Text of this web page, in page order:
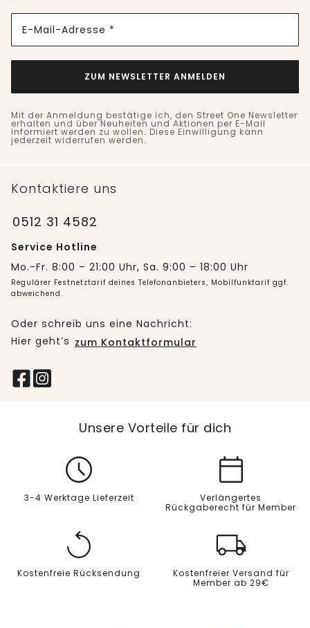
E-Mail-Adresse *
ZUM NEWSLETTER ANMELDEN
Mit der Anmeldung bestätige ich, den Street One Newsletter
erhalten und über Neuheiten und Aktionen per E-Mail
informiert werden zu wollen. Diese Einwilligung kann
jederzeit widerrufen werden.
Kontaktiere uns
0512 31 4582
Service Hotline
Mo.-Fr. 8:00 – 21:00 Uhr, Sa. 9:00 – 18:00 Uhr
Regulärer Festnetztarif deines Telefonanbieters, Mobilfunktarif ggf.
abweichend.
Oder schreib uns eine Nachricht:
Hier geht’s zum Kontaktformular
Unsere Vorteile für dich
3-4 Werktage Lieferzeit
Verlängertes
Rückgaberecht für Member
Kostenfreie Rücksendung
Kostenfreier Versand für
Member ab 29€